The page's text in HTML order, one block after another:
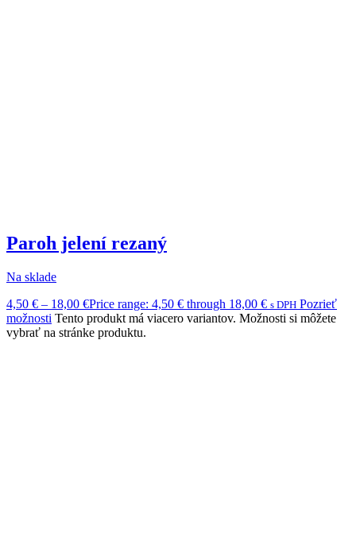
Paroh jelení rezaný
Na sklade
4,50 € – 18,00 €Price range: 4,50 € through 18,00 € s DPH Pozrieť
možnosti Tento produkt má viacero variantov. Možnosti si môžete
vybrať na stránke produktu.